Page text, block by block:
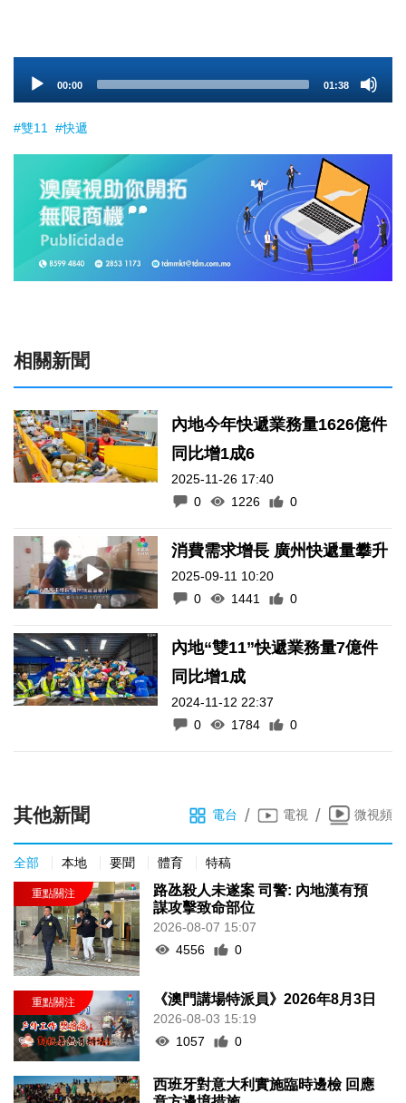
Player
00:00 01:38
#雙11 #快遞
相關新聞
內地今年快遞業務量1626億件
同比增1成6
2025-11-26 17:40
0
1226 0
消費需求增長 廣州快遞量攀升
2025-09-11 10:20
0
1441 0
內地“雙11”快遞業務量7億件
同比增1成
2024-11-12 22:37
0
1784 0
其他新聞 電台 / 電視 / 微視頻
全部 本地 要聞 體育 特稿
路氹殺人未遂案 司警: 內地漢有預
謀攻擊致命部位
2026-08-07 15:07
4556
0
《澳門講場特派員》2026年8月3日
2026-08-03 15:19
1057
0
西班牙對意大利實施臨時邊檢 回應